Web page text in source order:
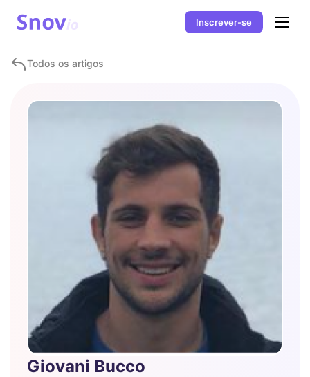
Inscrever-se
Todos os artigos
Giovani Bucco